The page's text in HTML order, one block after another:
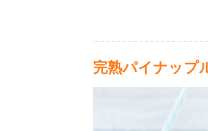
完熟パイナップ